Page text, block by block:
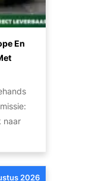
a
n
d
u
i
s
e
A
n
m
e
En
naar
2026